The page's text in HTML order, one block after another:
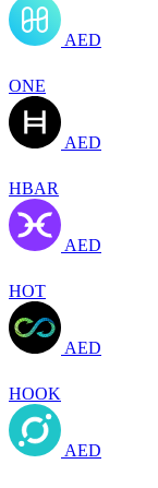
AED
ONE
AED
HBAR
AED
HOT
AED
HOOK
AED